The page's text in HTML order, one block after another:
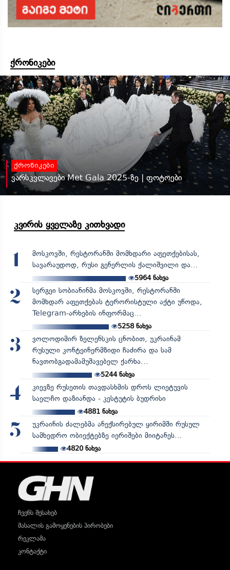
ქრონიკები
ქრონიკები
ვარსკვლავები Met Gala 2025-ზე | ფოტოები
კვირის ყველაზე კითხვადი
1
მოსკოვში, რესტორანში მომხდარი აფეთქებისას,
სავარაუდოდ, რუსი გენერლის ქალიშვილი და...
5964ნახვა
2
სერგეი სობიანინმა მოსკოვში, რესტორანში
მომხდარ აფეთქებას ტერორისტული აქტი უწოდა,
Telegram-არხების ინფორმაც...
5258ნახვა
3
ვოლოდიმირ ზელენსკის ცნობით, უკრაინამ
რუსული კონტეინერმზიდი ჩაძირა და სამ
ნავთობგადამამუშავებელ ქარხა...
5244ნახვა
4
კიევზე რუსეთის თავდასხმის დროს ლიეტუვის
საელჩო დაზიანდა - კესტუტის ბუდრისი
4881ნახვა
5
უკრაინის ძალებმა ანექსირებულ ყირიმში რუსულ
სამხედრო ობიექტებზე იერიშები მიიტანეს...
4820ნახვა
ჩვენს შესახებ
მასალის გამოყენების პირობები
რეკლამა
კონტაქტი